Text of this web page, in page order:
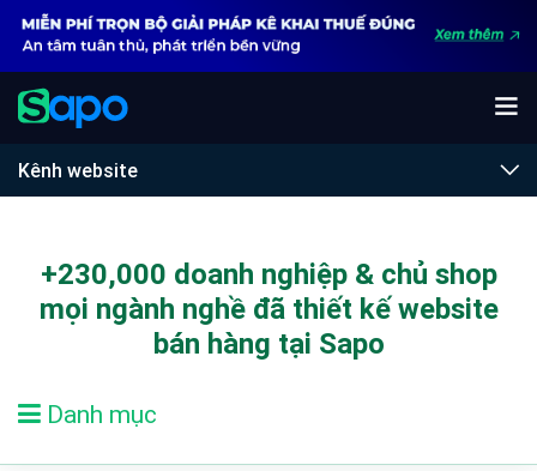
Kênh website
+230,000 doanh nghiệp & chủ shop
mọi ngành nghề đã thiết kế website
bán hàng tại Sapo
Danh mục